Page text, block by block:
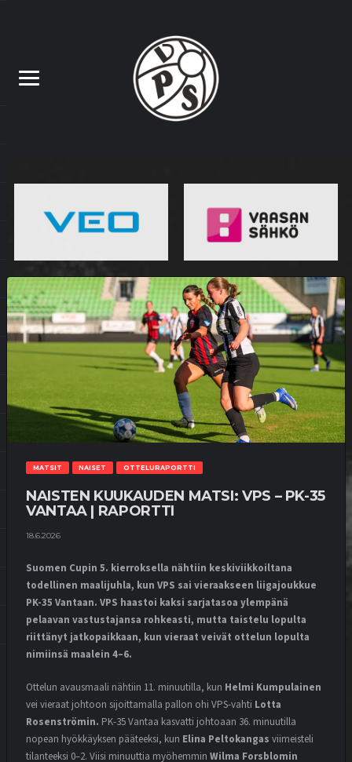
MATSIT NAISET OTTELURAPORTTI
NAISTEN KUUKAUDEN MATSI: VPS – PK-35
VANTAA | RAPORTTI
18.6.2026
Suomen Cupin 5. kierroksella nähtiin keskiviikkoiltana
todellinen maalijuhla, kun VPS sai vieraakseen liigajoukkue
PK-35 Vantaan. VPS haastoi kaksi sarjatasoa ylempänä
pelaavan vastustajansa rohkeasti, mutta taistelu lopulta
riittänyt jatkopaikkaan, kun vieraat veivät ottelun lopulta
nimiinsä maalein 4–6.
Ottelun avausmaali nähtiin 11. minuutilla, kun Helmi Kumpulainen
vei vieraat johtoon sijoittamalla pallon ohi VPS-vahti Lotta
Rosenströmin. PK-35 Vantaa kasvatti johtoaan 36. minuutilla
nopean hyökkäyksen pääteeksi, kun Elina Peltokangas viimeisteli
tilanteeksi 0–2. Viisi minuuttia myöhemmin Wilma Forsblomin